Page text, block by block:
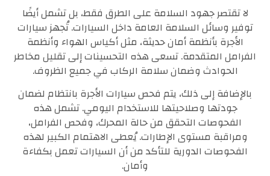
لا تقتصر جهود السلامة على الطرق فقط، بل تشمل أيضًا
توفير وسائل السلامة العامة داخل السيارات. تُجهز سيارات
الأجرة بأنظمة أمان حديثة، مثل أكياس الهواء وأنظمة
الفرامل المتقدمة. تسعى هذه التحسينات إلى تقليل مخاطر
الحوادث وضمان سلامة الركاب في جميع الظروف.
بالإضافة إلى ذلك، يتم فحص سيارات الأجرة بانتظام لضمان
جودتها وصلاحيتها للاستخدام اليومي. تشمل هذه
الفحوصات التحقق من حالة المحرك، وفحص الفرامل،
ومراقبة مستوى الإطارات. يُعطى الاهتمام الكبير لهذه
الفحوصات الدورية للتأكد من أن السيارات تعمل بكفاءة
وأمان.